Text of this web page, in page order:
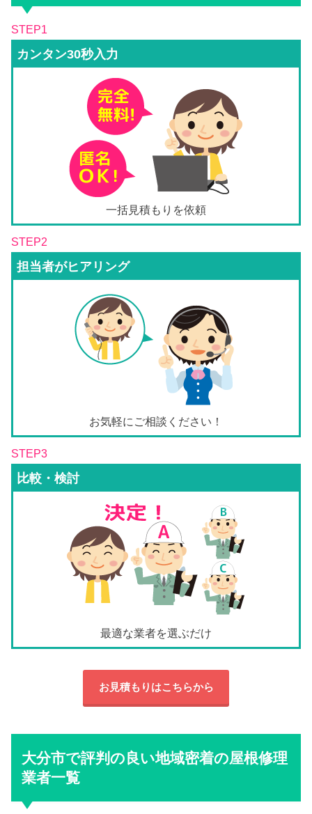
STEP1
カンタン30秒入力
一括見積もりを依頼
STEP2
担当者がヒアリング
お気軽にご相談ください！
STEP3
比較・検討
最適な業者を選ぶだけ
お見積もりはこちらから
大分市で評判の良い地域密着の屋根修理
業者一覧